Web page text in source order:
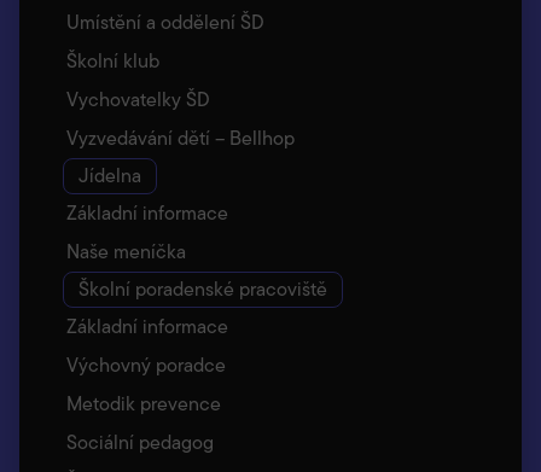
Umístění a oddělení ŠD
Školní klub
Vychovatelky ŠD
Vyzvedávání dětí – Bellhop
Jídelna
Základní informace
Naše meníčka
Školní poradenské pracoviště
Základní informace
Výchovný poradce
Metodik prevence
Sociální pedagog